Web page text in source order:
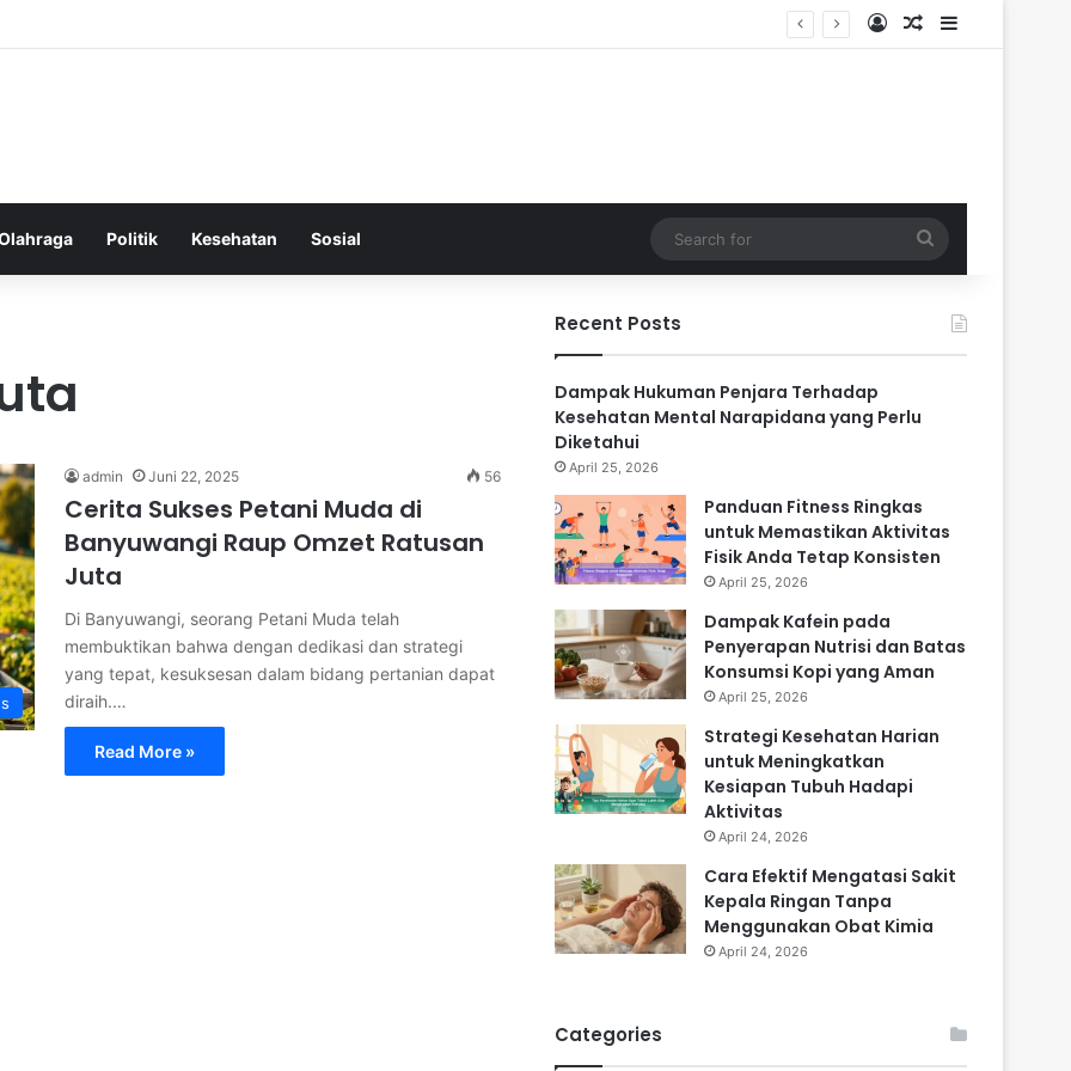
Log InRandom Article
Sidebar
Politik Kesehatan Sosial
for
admin Juni 22, 2025 56
Cerita Sukses Petani Muda di
Banyuwangi Raup Omzet Ratusan
Juta
Di Banyuwangi, seorang Petani Muda telah
membuktikan bahwa dengan dedikasi dan strategi
yang tepat, kesuksesan dalam bidang pertanian dapat
diraih.…
Read More »
Recent Posts
Dampak Hukuman Penjara Terhadap
Kesehatan Mental Narapidana yang Perlu
Diketahui
April 25, 2026
Panduan Fitness Ringkas
untuk Memastikan Aktivitas
Fisik Anda Tetap Konsisten
April 25, 2026
Dampak Kafein pada
Penyerapan Nutrisi dan Batas
Konsumsi Kopi yang Aman
April 25, 2026
Strategi Kesehatan Harian
untuk Meningkatkan
Kesiapan Tubuh Hadapi
Aktivitas
April 24, 2026
Cara Efektif Mengatasi Sakit
Kepala Ringan Tanpa
Menggunakan Obat Kimia
April 24, 2026
Categories